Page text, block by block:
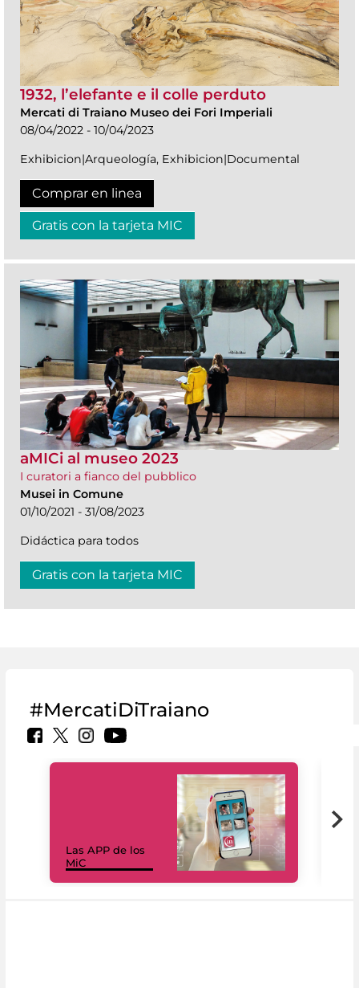
1932, l’elefante e il colle perduto
Mercati di Traiano Museo dei Fori Imperiali
08/04/2022 - 10/04/2023
Exhibicion|Arqueología, Exhibicion|Documental
Comprar en linea
Gratis con la tarjeta MIC
aMICi al museo 2023
I curatori a fianco del pubblico
Musei in Comune
01/10/2021 - 31/08/2023
Didáctica para todos
Gratis con la tarjeta MIC
#MercatiDiTraiano
Las APP de los
MiC